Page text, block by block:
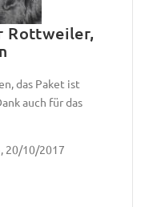
Rottweiler,
das Paket ist
auch für das
, 20/10/2017